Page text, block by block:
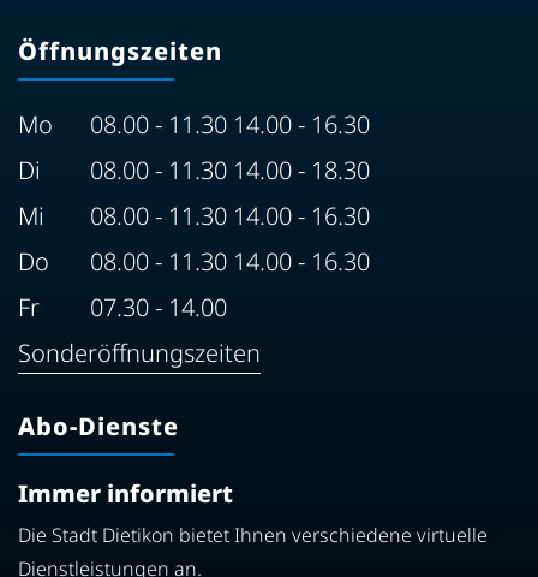
Öffnungszeiten
Mo
08.00 - 11.30 14.00 - 16.30
Di
08.00 - 11.30 14.00 - 18.30
Mi
08.00 - 11.30 14.00 - 16.30
Do
08.00 - 11.30 14.00 - 16.30
Fr
07.30 - 14.00
Sonderöffnungszeiten
Abo-Dienste
Immer informiert
Die Stadt Dietikon bietet Ihnen verschiedene virtuelle
Dienstleistungen an.